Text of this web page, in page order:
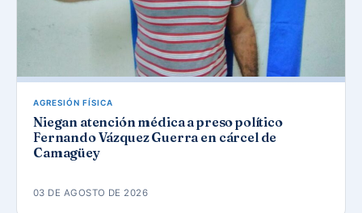
AGRESIÓN FÍSICA
Niegan atención médica a preso político
Fernando Vázquez Guerra en cárcel de
Camagüey
03 DE AGOSTO DE 2026